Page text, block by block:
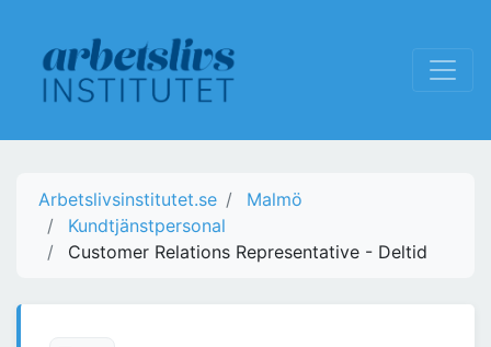
Arbetslivsinstitutet.se
Malmö
Kundtjänstpersonal
Customer Relations Representative - Deltid